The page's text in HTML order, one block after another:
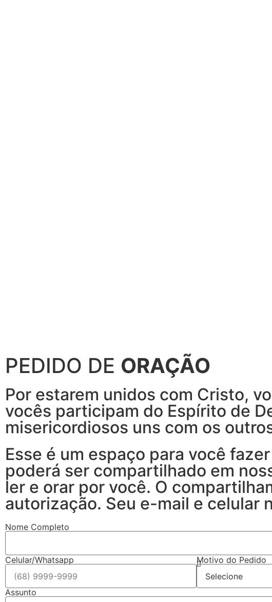
PEDIDO DE ORAÇÃO
Por estarem unidos com Cristo,
vocês participam do Espírito de
misericordiosos uns com os
Esse é um espaço para você
poderá ser compartilhado em
ler e orar por você. O
autorização. Seu e-mail e celular
Nome Completo
Celular/Whatsapp Motivo do Pedido
Assunto